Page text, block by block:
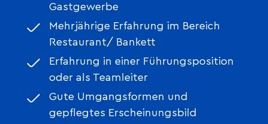
Gastgewerbe
Mehrjährige Erfahrung im Bereich
Restaurant/ Bankett
Erfahrung in einer Führungsposition
oder als Teamleiter
Gute Umgangsformen und
gepflegtes Erscheinungsbild